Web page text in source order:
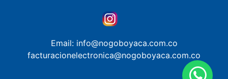
Email: info@nogoboyaca.com.co
facturacionelectronica@nogoboyaca.com.co